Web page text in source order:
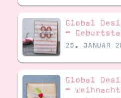
Ordnungstipps
Global
–
25. JANUAR
Global
–